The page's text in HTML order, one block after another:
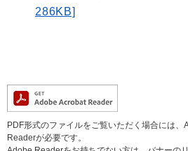
286KB]
PDF形式のファイルをご覧いただく場合には
Readerが必要です。